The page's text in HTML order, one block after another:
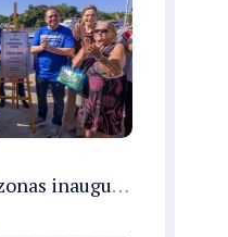
Governo do Amazonas inaugura primeiro Castramóvel Fluvial para atendimento veterinário às comunidades ribeirinhas e castração gratuita